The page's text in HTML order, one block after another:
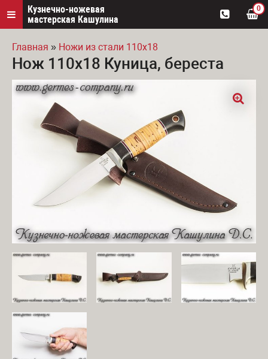
Кузнечно-ножевая
мастерская Кашулина
0
Вы здесь
Главная » Ножи из стали 110х18
Нож 110х18 Куница, береста